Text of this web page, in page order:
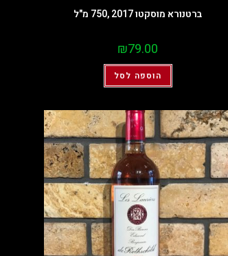
ברטנורא מוסקטו 2017 ,750 מ"ל
₪79.00
הוספה לסל